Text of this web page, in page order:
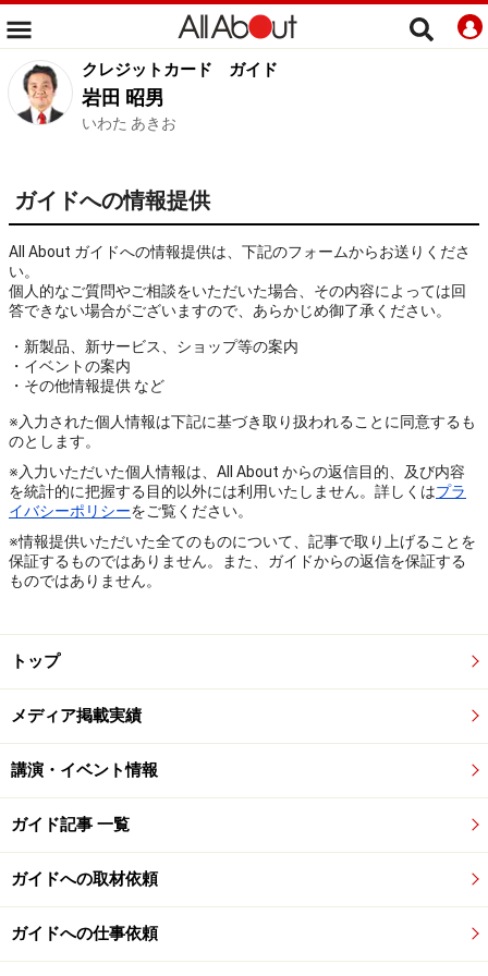
クレジットカード ガイド
岩田 昭男
いわた あきお
ガイドへの情報提供
All About ガイドへの情報提供は、下記のフォームからお送りくださ
い。
個人的なご質問やご相談をいただいた場合、その内容によっては回
答できない場合がございますので、あらかじめ御了承ください。
・新製品、新サービス、ショップ等の案内
・イベントの案内
・その他情報提供 など
※入力された個人情報は下記に基づき取り扱われることに同意するも
のとします。
※入力いただいた個人情報は、All About からの返信目的、及び内容
を統計的に把握する目的以外には利用いたしません。詳しくはプラ
イバシーポリシーをご覧ください。
※情報提供いただいた全てのものについて、記事で取り上げることを
保証するものではありません。また、ガイドからの返信を保証する
ものではありません。
トップ
メディア掲載実績
講演・イベント情報
ガイド記事 一覧
ガイドへの取材依頼
ガイドへの仕事依頼